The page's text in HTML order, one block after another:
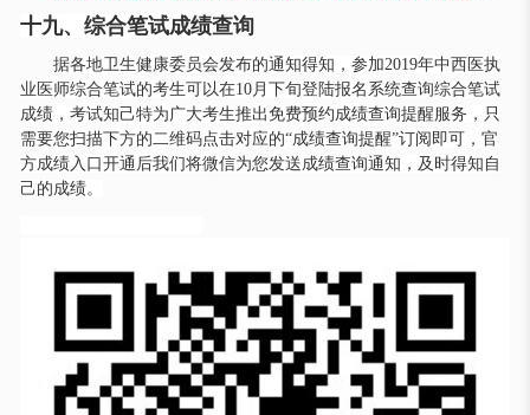
十九、综合笔试成绩查询
据各地卫生健康委员会发布的通知得知，参加2019年中西医执
业医师综合笔试的考生可以在10月下旬登陆报名系统查询综合笔试
成绩，考试知己特为广大考生推出免费预约成绩查询提醒服务，只
需要您扫描下方的二维码点击对应的“成绩查询提醒”订阅即可，官
方成绩入口开通后我们将微信为您发送成绩查询通知，及时得知自
己的成绩。